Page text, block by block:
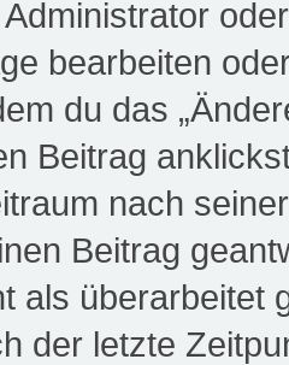
bearbeiten
du das
Beitrag
nach
Beitrag
als überarbeitet
der letzte